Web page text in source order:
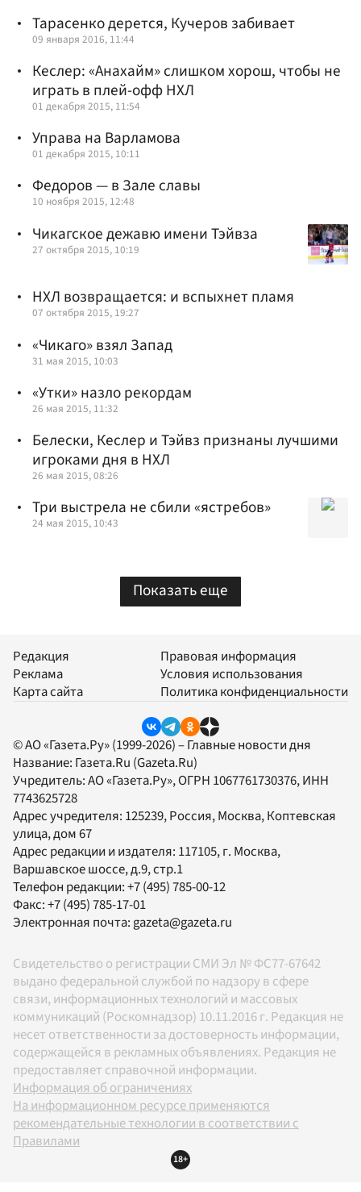
Тарасенко дерется, Кучеров забивает
09 января 2016, 11:44
Кеслер: «Анахайм» слишком хорош, чтобы не
играть в плей-офф НХЛ
01 декабря 2015, 11:54
Управа на Варламова
01 декабря 2015, 10:11
Федоров — в Зале славы
10 ноября 2015, 12:48
Чикагское дежавю имени Тэйвза
27 октября 2015, 10:19
НХЛ возвращается: и вспыхнет пламя
07 октября 2015, 19:27
«Чикаго» взял Запад
31 мая 2015, 10:03
«Утки» назло рекордам
26 мая 2015, 11:32
Белески, Кеслер и Тэйвз признаны лучшими
игроками дня в НХЛ
26 мая 2015, 08:26
Три выстрела не сбили «ястребов»
24 мая 2015, 10:43
Показать еще
Редакция
Реклама
Карта сайта
Правовая информация
Условия использования
Политика конфиденциальности
© АО «Газета.Ру» (1999-2026) – Главные новости дня
Название: Газета.Ru (Gazeta.Ru)
Учредитель:АО «Газета.Ру», ОГРН 1067761730376, ИНН
7743625728
Адрес учредителя: 125239, Россия, Москва, Коптевская
улица, дом 67
Адрес редакции и издателя: 117105, г. Москва,
Варшавское шоссе, д.9, стр.1
Телефон редакции:+7 (495) 785-00-12
Факс:+7 (495) 785-17-01
Электронная почта:gazeta@gazeta.ru
Свидетельство о регистрации СМИ Эл № ФС77-67642
выдано федеральной службой по надзору в сфере
связи, информационных технологий и массовых
коммуникаций (Роскомнадзор) 10.11.2016 г. Редакция не
несет ответственности за достоверность информации,
содержащейся в рекламных объявлениях. Редакция не
предоставляет справочной информации.
Информация об ограничениях
На информационном ресурсе применяются
рекомендательные технологии в соответствии с
Правилами
18+